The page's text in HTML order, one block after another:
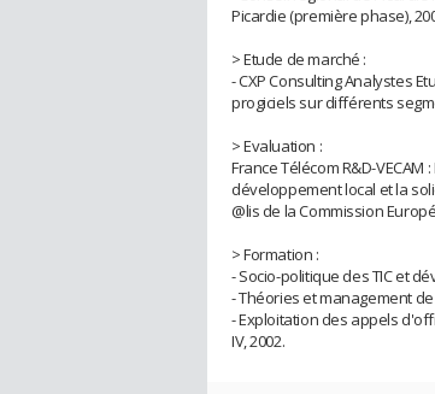
Picardie (première phase),
> Etude de marché :
- CXP Consulting Analystes
progiciels sur différents
> Evaluation :
France Télécom R&D-
développement local et la
@lis de la Commission
> Formation :
- Socio-politique des TIC et
- Théories et management
- Exploitation des appels
IV, 2002.